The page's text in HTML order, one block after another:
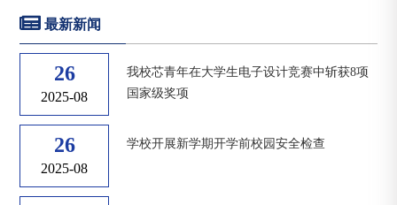
最新新闻
26
2025-08
我校芯青年在大学生电子设计竞赛中斩获8项
国家级奖项
26
2025-08
学校开展新学期开学前校园安全检查